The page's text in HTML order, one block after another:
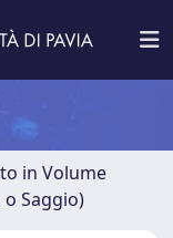
in Volume
Saggio)